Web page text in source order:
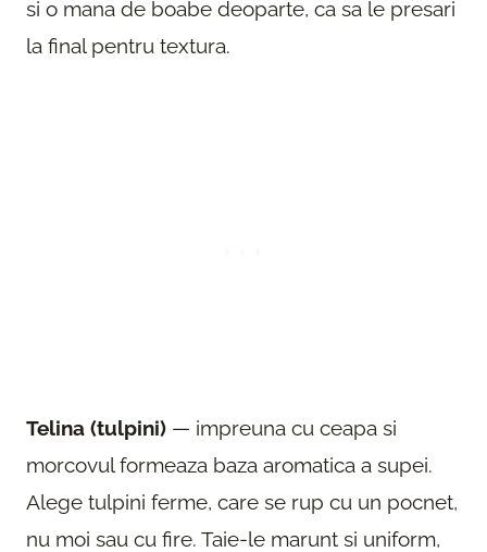
si o mana de boabe deoparte, ca sa le presari
la final pentru textura.
Telina (tulpini) — impreuna cu ceapa si
morcovul formeaza baza aromatica a supei.
Alege tulpini ferme, care se rup cu un pocnet,
nu moi sau cu fire. Taie-le marunt si uniform,